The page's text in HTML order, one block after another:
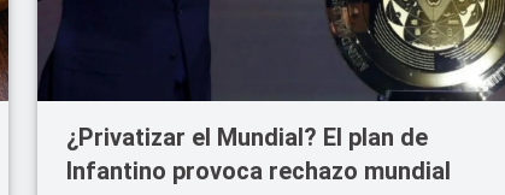
¿Privatizar el Mundial? El plan de
Infantino provoca rechazo mundial